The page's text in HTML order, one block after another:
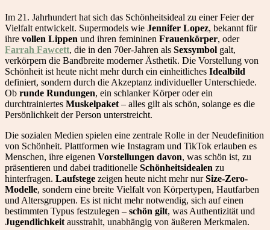
Im 21. Jahrhundert hat sich das Schönheitsideal zu einer Feier der
Vielfalt entwickelt. Supermodels wie Jennifer Lopez, bekannt für
ihre vollen Lippen und ihren femininen Frauenkörper, oder
Farrah Fawcett, die in den 70er-Jahren als Sexsymbol galt,
verkörpern die Bandbreite moderner Ästhetik. Die Vorstellung von
Schönheit ist heute nicht mehr durch ein einheitliches Idealbild
definiert, sondern durch die Akzeptanz individueller Unterschiede.
Ob runde Rundungen, ein schlanker Körper oder ein
durchtrainiertes Muskelpaket – alles gilt als schön, solange es die
Persönlichkeit der Person unterstreicht.
Die sozialen Medien spielen eine zentrale Rolle in der Neudefinition
von Schönheit. Plattformen wie Instagram und TikTok erlauben es
Menschen, ihre eigenen Vorstellungen davon, was schön ist, zu
präsentieren und dabei traditionelle Schönheitsidealen zu
hinterfragen. Laufstege zeigen heute nicht mehr nurSize-Zero-
Modelle, sondern eine breite Vielfalt von Körpertypen, Hautfarben
und Altersgruppen. Es ist nicht mehr notwendig, sich auf einen
bestimmten Typus festzulegen – schön gilt, was Authentizität und
Jugendlichkeit ausstrahlt, unabhängig von äußeren Merkmalen.